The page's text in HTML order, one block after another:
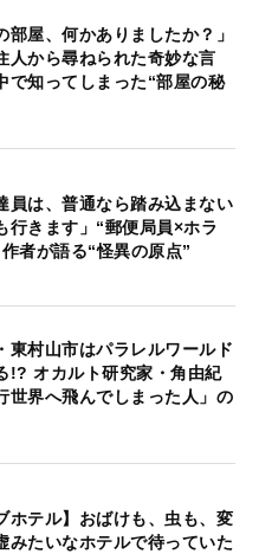
部屋、何かありましたか？」
人から尋ねられた奇妙な言
知ってしまった“部屋の秘
員は、普通なら踏み込まない
行きます」“郵便局員×ホラ
者が語る“怪異の原点”
東村山市はパラレルワールド
!? オカルト研究家・角由紀
世界へ飛んでしまった人」の
ホテル】おばけも、虫も、変
みたいなホテルで待っていた